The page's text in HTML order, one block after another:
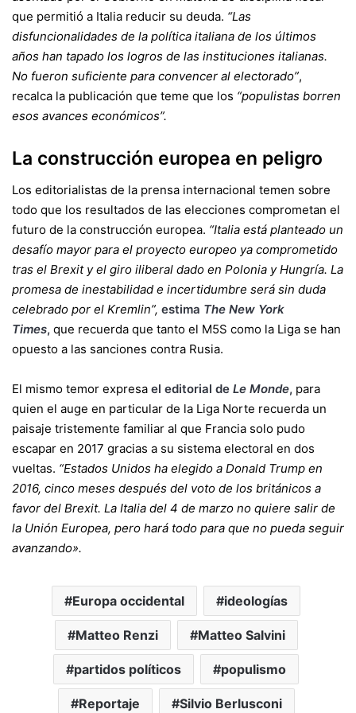
que permitió a Italia reducir su deuda. “Las
disfuncionalidades de la política italiana de los últimos
años han tapado los logros de las instituciones italianas.
No fueron suficiente para convencer al electorado”,
recalca la publicación que teme que los “populistas borren
esos avances económicos”.
La construcción europea en peligro
Los editorialistas de la prensa internacional temen sobre
todo que los resultados de las elecciones comprometan el
futuro de la construcción europea. “Italia está planteado un
desafío mayor para el proyecto europeo ya comprometido
tras el Brexit y el giro iliberal dado en Polonia y Hungría. La
promesa de inestabilidad e incertidumbre será sin duda
celebrado por el Kremlin”, estima The New York
Times, que recuerda que tanto el M5S como la Liga se han
opuesto a las sanciones contra Rusia.
El mismo temor expresa el editorial de Le Monde, para
quien el auge en particular de la Liga Norte recuerda un
paisaje tristemente familiar al que Francia solo pudo
escapar en 2017 gracias a su sistema electoral en dos
vueltas. “Estados Unidos ha elegido a Donald Trump en
2016, cinco meses después del voto de los británicos a
favor del Brexit. La Italia del 4 de marzo no quiere salir de
la Unión Europea, pero hará todo para que no pueda seguir
avanzando».
Europa occidental ideologías
Matteo Renzi Matteo Salvini
partidos políticos populismo
Reportaje Silvio Berlusconi